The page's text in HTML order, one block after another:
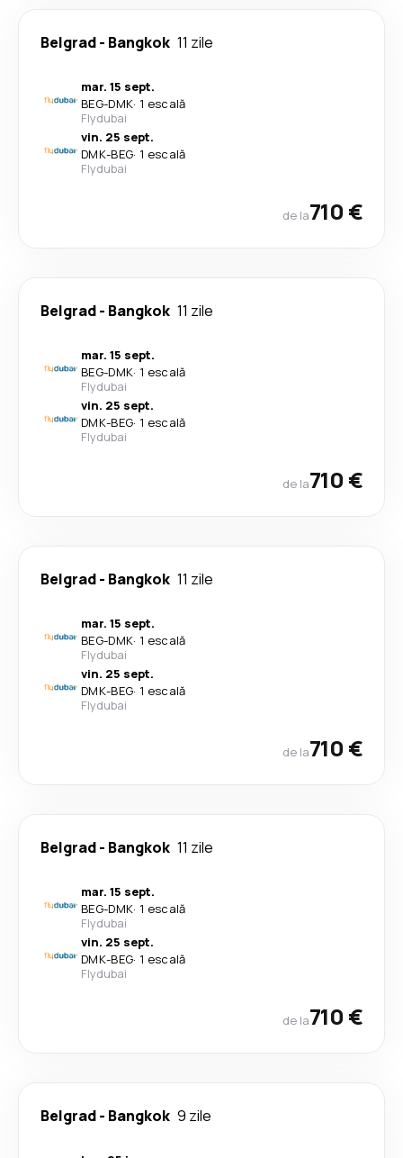
Belgrad- Bangkok 11 zile
mar. 15 sept.
BEG-DMK· 1 escală
Flydubai
vin. 25 sept.
DMK-BEG· 1 escală
Flydubai
de la710 €
Belgrad- Bangkok 11 zile
mar. 15 sept.
BEG-DMK· 1 escală
Flydubai
vin. 25 sept.
DMK-BEG· 1 escală
Flydubai
de la710 €
Belgrad- Bangkok 11 zile
mar. 15 sept.
BEG-DMK· 1 escală
Flydubai
vin. 25 sept.
DMK-BEG· 1 escală
Flydubai
de la710 €
Belgrad- Bangkok 11 zile
mar. 15 sept.
BEG-DMK· 1 escală
Flydubai
vin. 25 sept.
DMK-BEG· 1 escală
Flydubai
de la710 €
Belgrad- Bangkok 9 zile